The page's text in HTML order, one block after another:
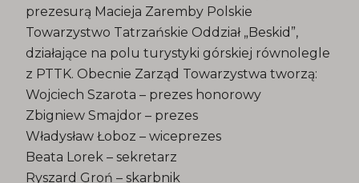
prezesurą Macieja Zaremby Polskie
Towarzystwo Tatrzańskie Oddział „Beskid”,
działające na polu turystyki górskiej równolegle
z PTTK. Obecnie Zarząd Towarzystwa tworzą:
Wojciech Szarota – prezes honorowy
Zbigniew Smajdor – prezes
Władysław Łoboz – wiceprezes
Beata Lorek – sekretarz
Ryszard Groń – skarbnik